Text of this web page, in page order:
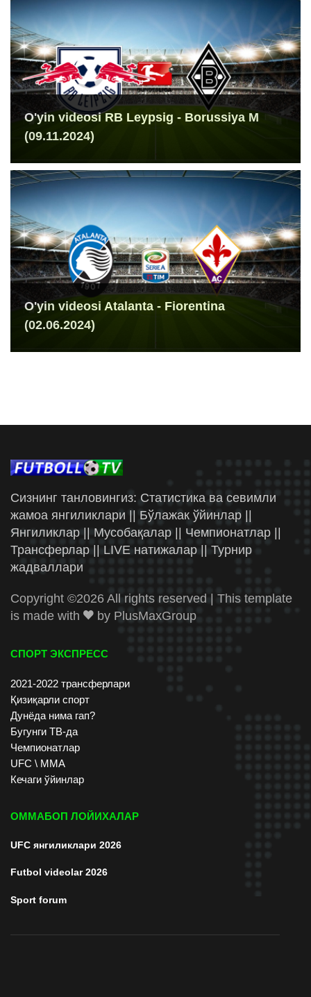
O'yin videosi RB Leypsig - Borussiya M
(09.11.2024)
O'yin videosi Atalanta - Fiorentina
(02.06.2024)
Сизнинг танловингиз: Статистика ва севимли
жамоа янгиликлари || Бўлажак ўйинлар ||
Янгиликлар || Мусобақалар || Чемпионатлар ||
Трансферлар || LIVE натижалар || Турнир
жадваллари
Copyright ©2026 All rights reserved | This template
is made with
by PlusMaxGroup
СПОРТ ЭКСПРЕСС
2021-2022 трансферлари
Қизиқарли спорт
Дунёда нима гап?
Бугунги ТВ-да
Чемпионатлар
UFC \ ММА
Кечаги ўйинлар
ОММАБОП ЛОЙИХАЛАР
UFC янгиликлари 2026
Futbol videolar 2026
Sport forum